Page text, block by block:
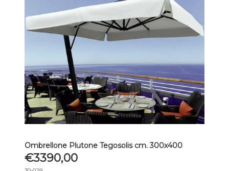
Prodotti▼
0
Ombrellone Plutone Tegosolis cm. 300x400
€3390,00